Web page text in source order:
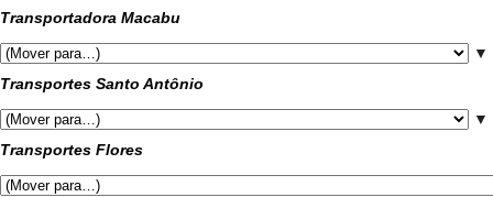
Transportadora Macabu
▼
Transportes Santo Antônio
▼
Transportes Flores